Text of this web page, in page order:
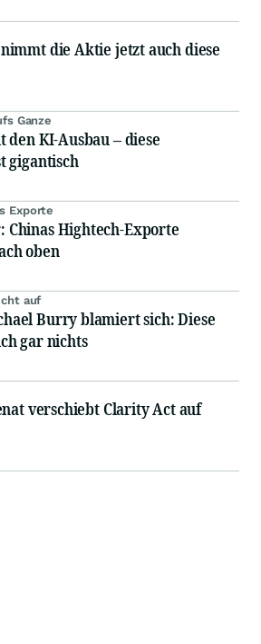
die Aktie jetzt auch diese
Ganze
den KI-Ausbau – diese
gigantisch
Exporte
Hightech-Exporte
oben
auf
Burry blamiert sich: Diese
gar nichts
verschiebt Clarity Act auf